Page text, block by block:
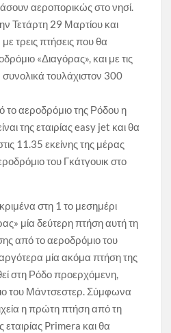
αεροπορικώς στο νησί.
Τετάρτη 29 Μαρτίου και
τρεις πτήσεις που θα
«Διαγόρας», και με τις
τουλάχιστον 300
αεροδρόμιο της Ρόδου η
της εταιρίας easy jet και θα
11.35 εκείνης της μέρας
του Γκάτγουικ στο
στη 1 το μεσημέρι
μία δεύτερη πτήση αυτή τη
από το αεροδρόμιο του
μία ακόμα πτήση της
στη Ρόδο προερχόμενη,
του Μάντσεστερ. Σύμφωνα
η πρώτη πτήση από τη
εταιρίας Primera και θα